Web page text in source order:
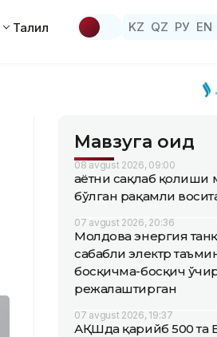
Таҳлил KZ QZ РУ EN
Мавзуга оид
08 avgust 2026, 09:00
Ҳаётни сақлаб
бўлган рақамли
07 avgust 2026, 20:36
Молдова энергия
сабабли электр
босқичма-босқич
режалаштирган
07 avgust 2026, 19:37
АҚШда қарийб 500 та